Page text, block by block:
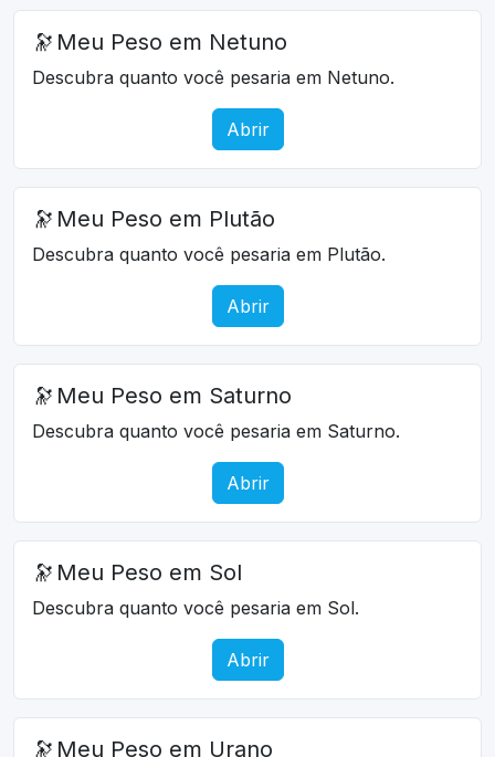
🔭 Meu Peso em Netuno
Descubra quanto você pesaria em Netuno.
Abrir
🔭 Meu Peso em Plutão
Descubra quanto você pesaria em Plutão.
Abrir
🔭 Meu Peso em Saturno
Descubra quanto você pesaria em Saturno.
Abrir
🔭 Meu Peso em Sol
Descubra quanto você pesaria em Sol.
Abrir
🔭 Meu Peso em Urano